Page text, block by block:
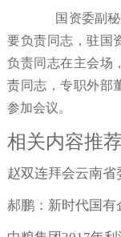
国资委副秘
要负责同志，驻国
负责同志在主会场
责同志，专职外部
参加会议。
相关内容推荐